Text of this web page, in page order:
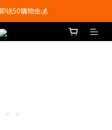
即享免運費🚚
送50購物金💰
即享免運費🚚